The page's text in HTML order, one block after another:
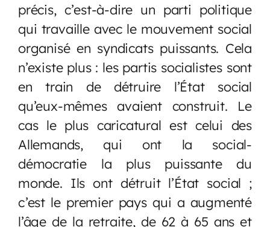
précis, c’est-à-dire un parti politique
qui travaille avec le mouvement social
organisé en syndicats puissants. Cela
n’existe plus : les partis socialistes sont
en train de détruire l’État social
qu’eux-mêmes avaient construit. Le
cas le plus caricatural est celui des
Allemands, qui ont la social-
démocratie la plus puissante du
monde. Ils ont détruit l’État social ;
c’est le premier pays qui a augmenté
l’âge de la retraite, de 62 à 65 ans et